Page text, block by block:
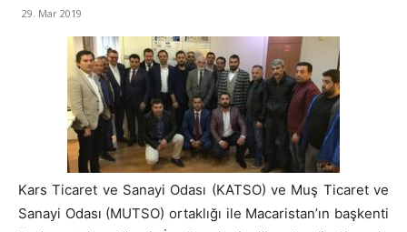
29. Mar 2019
Kars Ticaret ve Sanayi Odası (KATSO) ve Muş Ticaret ve
Sanayi Odası (MUTSO) ortaklığı ile Macaristan’ın başkenti